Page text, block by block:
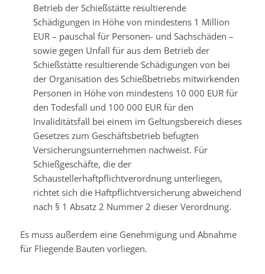
Betrieb der Schießstätte resultierende
Schädigungen in Höhe von mindestens 1 Million
EUR – pauschal für Personen- und Sachschäden –
sowie gegen Unfall für aus dem Betrieb der
Schießstätte resultierende Schädigungen von bei
der Organisation des Schießbetriebs mitwirkenden
Personen in Höhe von mindestens 10 000 EUR für
den Todesfall und 100 000 EUR für den
Invaliditätsfall bei einem im Geltungsbereich dieses
Gesetzes zum Geschäftsbetrieb befugten
Versicherungsunternehmen nachweist. Für
Schießgeschäfte, die der
Schaustellerhaftpflichtverordnung unterliegen,
richtet sich die Haftpflichtversicherung abweichend
nach § 1 Absatz 2 Nummer 2 dieser Verordnung.
Es muss außerdem eine Genehmigung und Abnahme
für Fliegende Bauten vorliegen.